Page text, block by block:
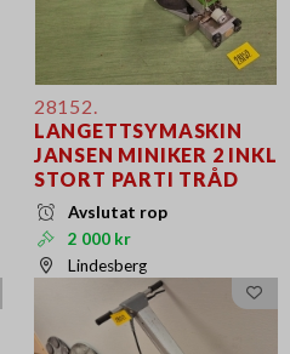
28152.
LANGETTSYMASKIN
JANSEN MINIKER 2 INKL
STORT PARTI TRÅD
Avslutat rop
2 000 kr
Lindesberg